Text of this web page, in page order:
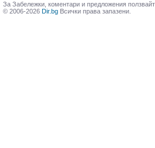
За Забележки, коментари и предложения
© 2006-2026 Dir.bg Всички права запазени.